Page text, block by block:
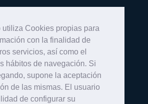
utiliza Cookies propias para
con la finalidad de
servicios, así como el
hábitos de navegación. Si
supone la aceptación
de las mismas. El usuario
de configurar su